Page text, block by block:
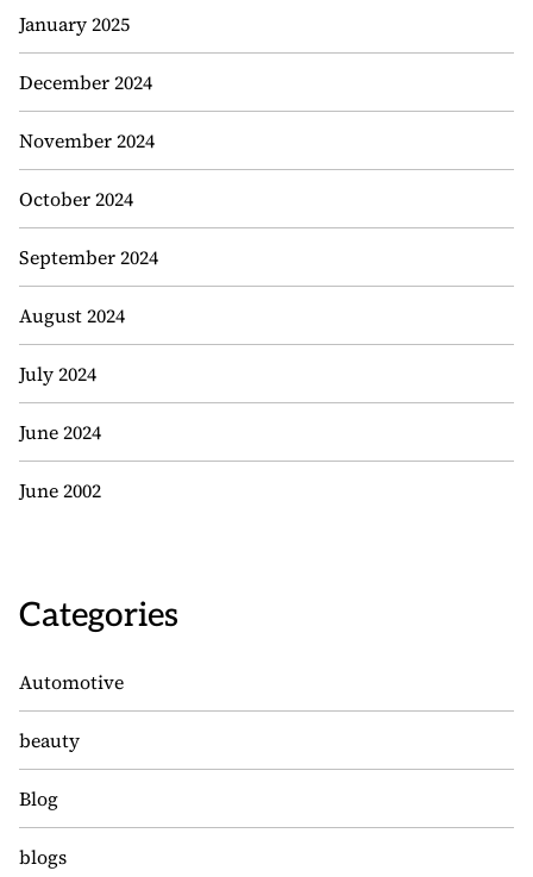
January 2025
December 2024
November 2024
October 2024
September 2024
August 2024
July 2024
June 2024
June 2002
Categories
Automotive
beauty
Blog
blogs